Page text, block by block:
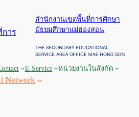
สำนักงานเขตพื้นที่การศึกษา
มัธยมศึกษาแม่ฮ่องสอน
THE SECONDARY EDUCATIONAL
SERVICE AREA OFFICE MAE HONG SON
E-Service
หน่วยงานในสังกัด
Network